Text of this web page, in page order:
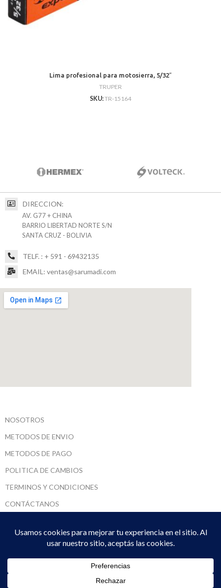
Lima profesional para motosierra, 5/32″
TRUPER
SKU:TR-15164
DIRECCION:
AV. G77 + CHINA
BARRIO LIBERTAD NORTE S/N
SANTA CRUZ - BOLIVIA
TELF. : + 591 - 69432135
EMAIL: ventas@sarumadi.com
NOSOTROS
METODOS DE ENVIO
METODOS DE PAGO
POLITICA DE CAMBIOS
TERMINOS Y CONDICIONES
CONTÁCTANOS
SARUMADI SRL 2022 CREADO PORDPTO. SISTEMAS . PREMIUM E-COMMERCE